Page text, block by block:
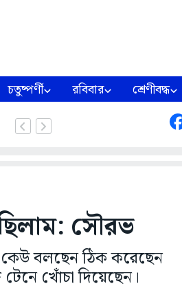
চতুষ্পর্ণী রবিবার শ্রেণীবদ্ধ
সৌরভ
কেউ বলছেন ঠিক করেছেন
খোঁচা দিয়েছেন।